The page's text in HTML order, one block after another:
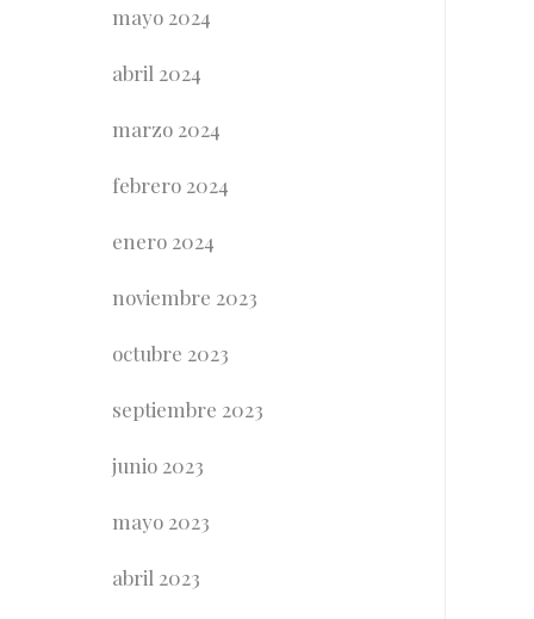
mayo 2024
abril 2024
marzo 2024
febrero 2024
enero 2024
noviembre 2023
octubre 2023
septiembre 2023
junio 2023
mayo 2023
abril 2023